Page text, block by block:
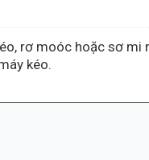
rơ moóc hoặc sơ mi
kéo.